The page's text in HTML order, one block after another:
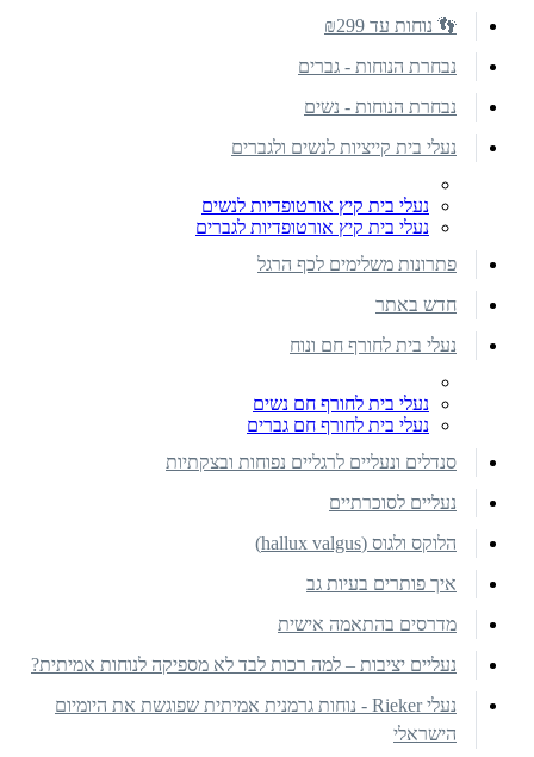
👣 נוחות עד ₪299
נבחרת הנוחות - גברים
נבחרת הנוחות - נשים
נעלי בית קייציות לנשים ולגברים
נעלי בית קיץ אורטופדיות לנשים
נעלי בית קיץ אורטופדיות לגברים
פתרונות משלימים לכף הרגל
חדש באתר
נעלי בית לחורף חם ונוח
נעלי בית לחורף חם נשים
נעלי בית לחורף חם גברים
סנדלים ונעליים לרגליים נפוחות ובצקתיות
נעליים לסוכרתיים
הלוקס ולגוס (hallux valgus)
איך פותרים בעיות גב
מדרסים בהתאמה אישית
נעליים יציבות – למה רכות לבד לא מספיקה לנוחות אמיתית?
נעלי Rieker - נוחות גרמנית אמיתית שפוגשת את היומיום
הישראלי